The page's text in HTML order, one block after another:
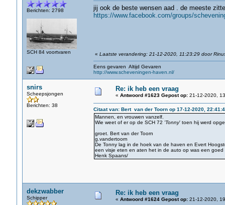
Berichten: 2798
SCH 84 voortvaren
jij ook de beste wensen aad . de meeste
https://www.facebook.com/groups/
« Laatste verandering: 21-12-2020, 11:23:29 door
Eens gevaren Altijd Gevaren
http://www.scheveningen-haven.nl/
snirs
Scheepsjongen
Berichten: 38
Re: ik heb een vraag
« Antwoord #1623 Gepost op:21-12-2020,
Citaat van: Bert van der Toorn op 17-12-2020,
Mannen, en vrouwen vanzelf.
Wie weet of er op de SCH 72 'Tonny' toen hij werd
groet. Bert van der Toorn
g.vandertoorn
De Tonny lag in de hoek van de haven en Evert
een visje eten en aten het in de auto op was een goed
Henk Spaans/
dekzwabber
Schipper
Re: ik heb een vraag
« Antwoord #1624 Gepost op:21-12-2020,